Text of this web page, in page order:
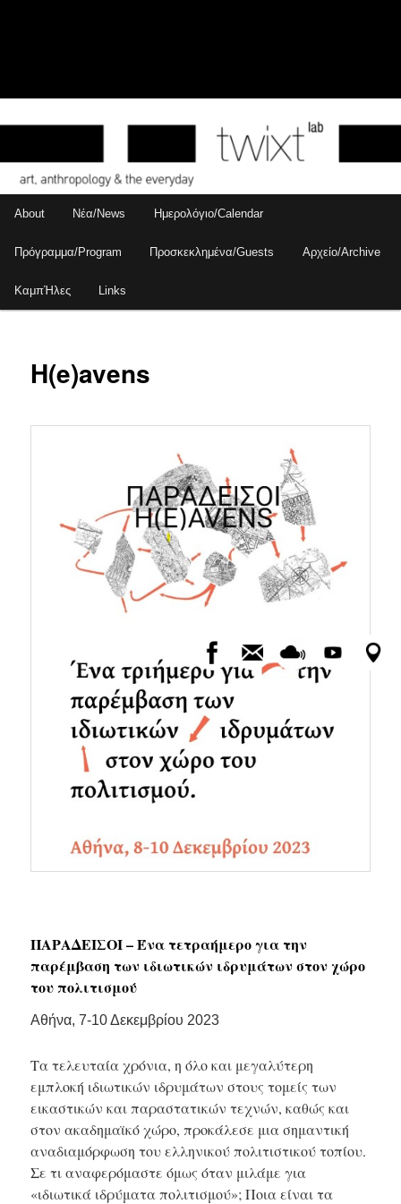
to
content
menu
About Νέα/News Ημερολόγιο/Calendar
Πρόγραμμα/Program Προσκεκλημένα/Guests Αρχείο/Archive
ΚαμπΉλες Links
H(e)avens
ΠΑΡΑΔΕΙΣΟΙ – Ένα τετραήμερο για την
παρέμβαση των ιδιωτικών ιδρυμάτων στον χώρο
του πολιτισμού
Αθήνα, 7-10 Δεκεμβρίου 2023
Τα τελευταία χρόνια, η όλο και μεγαλύτερη
εμπλοκή ιδιωτικών ιδρυμάτων στους τομείς των
εικαστικών και παραστατικών τεχνών, καθώς και
στον ακαδημαϊκό χώρο, προκάλεσε μια σημαντική
αναδιαμόρφωση του ελληνικού πολιτιστικού τοπίου.
Σε τι αναφερόμαστε όμως όταν μιλάμε για
«ιδιωτικά ιδρύματα πολιτισμού»; Ποια είναι τα